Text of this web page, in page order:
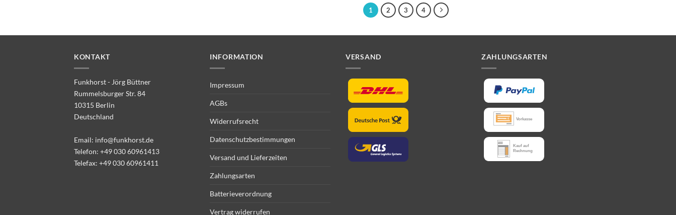
1 2 3 4
KONTAKT
Funkhorst - Jörg Büttner
Rummelsburger Str. 84
10315 Berlin
Deutschland
Email: info@funkhorst.de
Telefon: +49 030 60961413
Telefax: +49 030 60961411
INFORMATION
Impressum
AGBs
Widerrufsrecht
Datenschutzbestimmungen
Versand und Lieferzeiten
Zahlungsarten
Batterieverordnung
Vertrag widerrufen
VERSAND ZAHLUNGSARTEN